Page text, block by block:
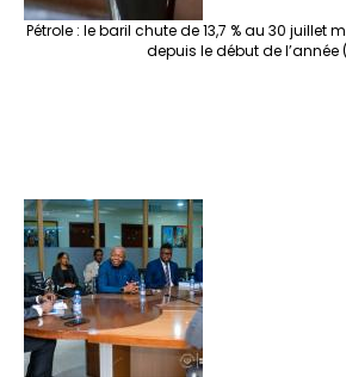
Pétrole : le baril chute de 13,7 % au 30 juillet
depuis le début de l’année